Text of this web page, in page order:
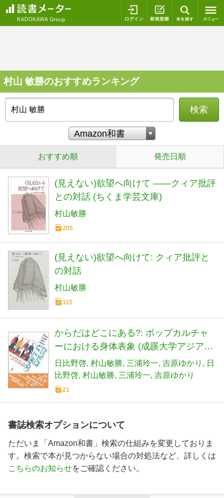
ログイン 新規登録
村山 敏勝のおすすめランキング
検索
おすすめ順 発売日順
(見えない)欲望へ向けて ――クィア批評
との対話 (ちくま学芸文庫)
村山敏勝
205
(見えない)欲望へ向けて: クィア批評と
の対話
村山敏勝
115
からだはどこにある?: ポップカルチャ
ーにおける身体表象 (成蹊大学アジア太
平洋研究センター叢書)
日比野啓 村山敏勝 三浦玲一 吉原ゆかり
日
比野啓 村山敏勝 三浦玲一 吉原ゆかり
21
書誌検索オプションについて
ただいま「Amazon和書」検索の仕組みを変更しておりま
す。検索で本が見つからない場合の対処法など、詳しくは
こちらのお知らせをご確認ください。